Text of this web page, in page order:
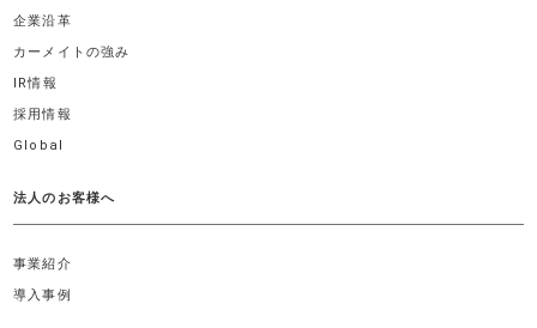
企業沿革
カーメイトの強み
IR情報
採用情報
Global
法人のお客様へ
事業紹介
導入事例